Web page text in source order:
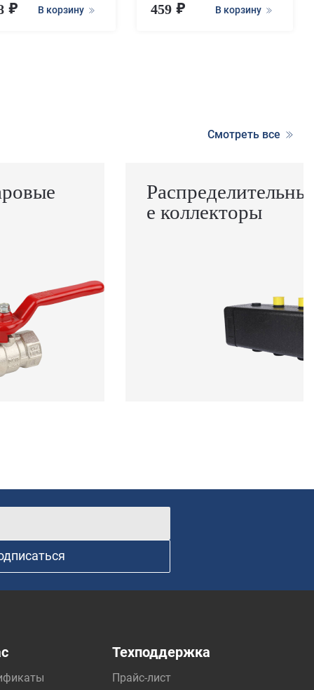
В корзину 459 В корзину
Смотреть все
Распределительны
е коллекторы
Техподдержка
Прайс-лист